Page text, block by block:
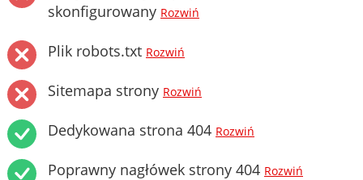
skonfigurowany Rozwiń
Plik robots.txt Rozwiń
Sitemapa strony Rozwiń
Dedykowana strona 404 Rozwiń
Poprawny nagłówek strony 404 Rozwiń